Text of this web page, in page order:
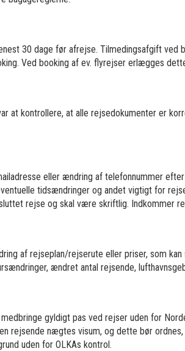
30 dage før afrejse. Tilmedingsafgift ved
Ved booking af ev. flyrejser erlægges
at kontrollere, at alle rejsedokumenter er
eller ændring af telefonnummer
tidsændringer og andet vigtigt for
rejse og skal være skriftlig. Indkommer
af rejseplan/rejserute eller priser, som
ændret antal rejsende,
gyldigt pas ved rejser uden for
rejsende nægtes visum, og dette bør
uden for OLKAs kontrol.